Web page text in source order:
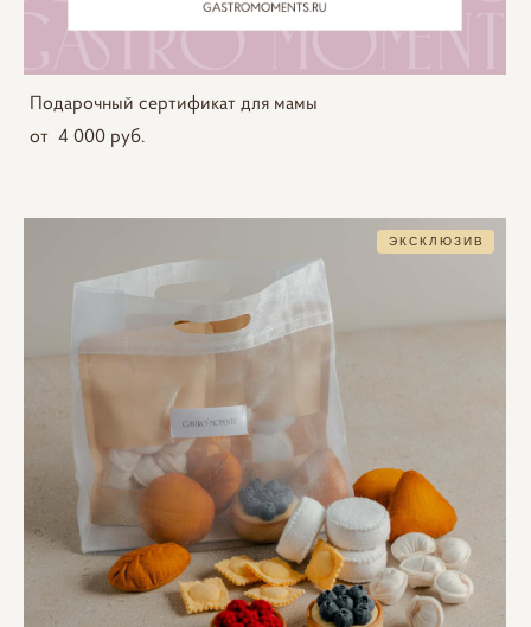
Подарочный сертификат для мамы
от 4 000 pуб.
ЭКСКЛЮЗИВ